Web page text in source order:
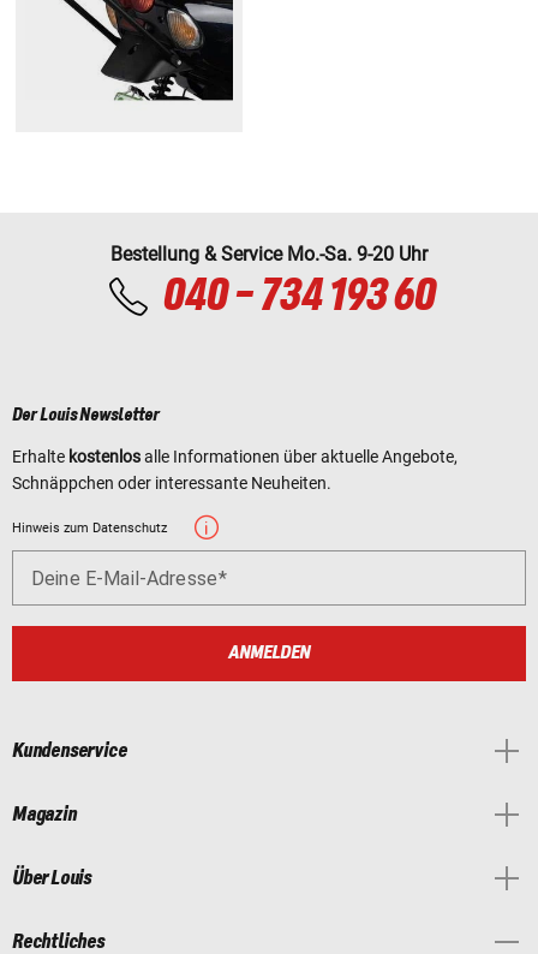
Bestellung & Service Mo.-Sa. 9-20 Uhr
040 - 734 193 60
Der Louis Newsletter
Erhalte kostenlosalle Informationen über aktuelle Angebote,
Schnäppchen oder interessante Neuheiten.
Hinweis zum Datenschutz
Deine E-Mail-Adresse
ANMELDEN
Kundenservice
Magazin
Über Louis
Rechtliches